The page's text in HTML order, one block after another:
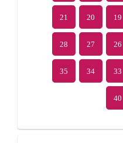
19
20
21
26
27
28
33
34
35
40